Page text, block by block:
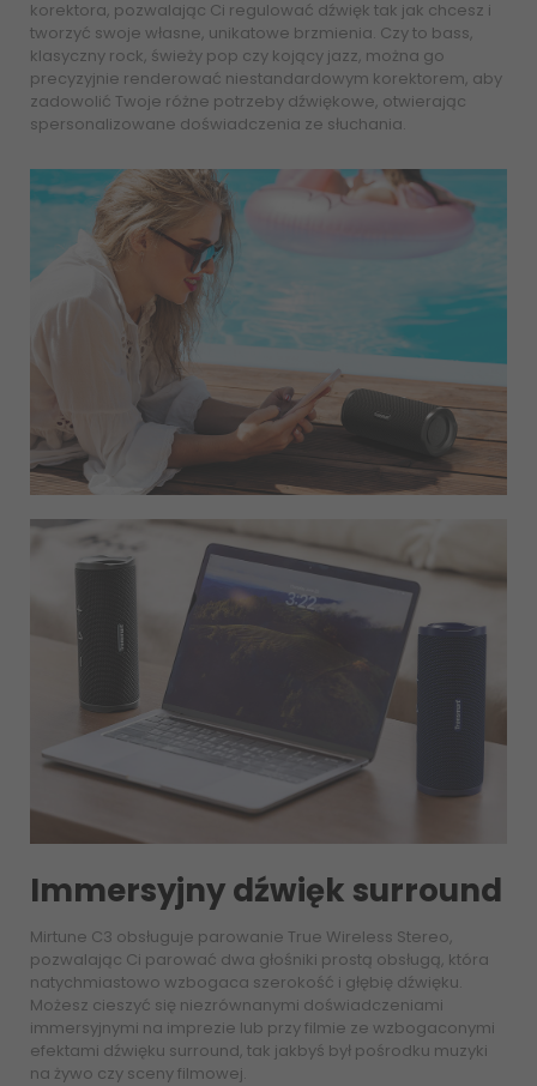
korektora, pozwalając Ci regulować dźwięk tak jak chcesz i
tworzyć swoje własne, unikatowe brzmienia. Czy to bass,
klasyczny rock, świeży pop czy kojący jazz, można go
precyzyjnie renderować niestandardowym korektorem, aby
zadowolić Twoje różne potrzeby dźwiękowe, otwierając
spersonalizowane doświadczenia ze słuchania.
Immersyjny dźwięk surround
Mirtune C3 obsługuje parowanie True Wireless Stereo,
pozwalając Ci parować dwa głośniki prostą obsługą, która
natychmiastowo wzbogaca szerokość i głębię dźwięku.
Możesz cieszyć się niezrównanymi doświadczeniami
immersyjnymi na imprezie lub przy filmie ze wzbogaconymi
efektami dźwięku surround, tak jakbyś był pośrodku muzyki
na żywo czy sceny filmowej.